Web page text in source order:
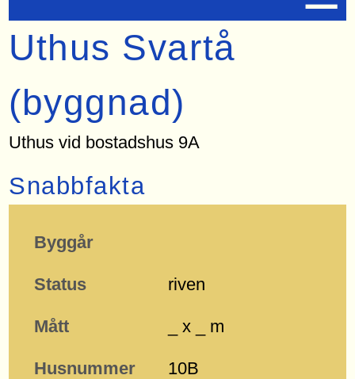
Uthus Svartå
(byggnad)
Uthus vid bostadshus 9A
Snabbfakta
Byggår
Status riven
Mått _ x _ m
Husnummer 10B